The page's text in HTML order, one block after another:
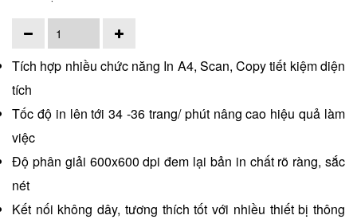
Tích hợp nhiều chức năng In A4, Scan, Copy tiết kiệm diện
tích
Tốc độ in lên tới 34 -36 trang/ phút nâng cao hiệu quả làm
việc
Độ phân giải 600x600 dpi đem lại bản in chất rõ ràng, sắc
nét
Kết nối không dây, tương thích tốt với nhiều thiết bị thông